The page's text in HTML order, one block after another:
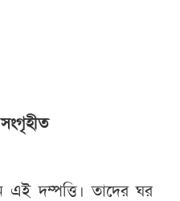
দম্পত্তি। তাদের ঘর